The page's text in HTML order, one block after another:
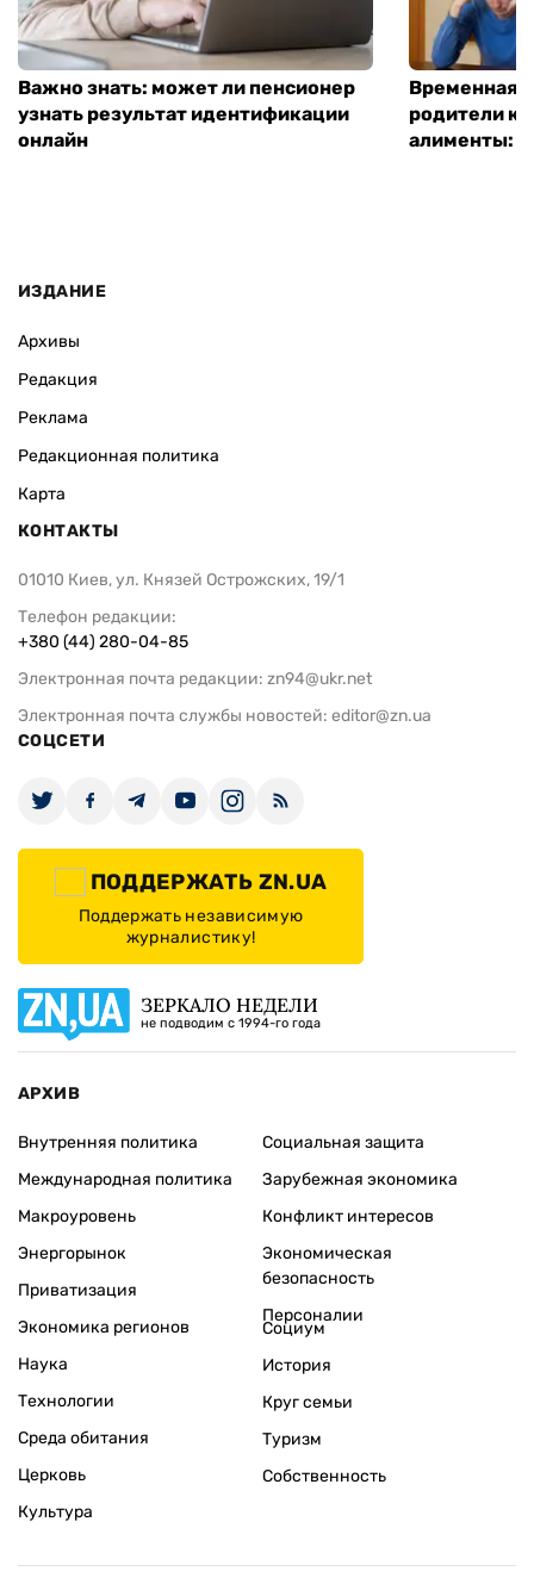
Важно знать: может ли пенсионер
узнать результат идентификации
онлайн
Временная
родители
алименты:
ИЗДАНИЕ
Архивы
Редакция
Реклама
Редакционная политика
Карта
КОНТАКТЫ
01010 Киев, ул. Князей Острожских, 19/1
Телефон редакции:
+380 (44) 280-04-85
Электронная почта редакции: zn94@ukr.net
Электронная почта службы новостей: editor@zn.ua
СОЦСЕТИ
ПОДДЕРЖАТЬ ZN.UA
Поддержать независимую
журналистику!
ЗЕРКАЛО НЕДЕЛИ
не подводим с 1994-го года
АРХИВ
Внутренняя политика
Международная политика
Макроуровень
Энергорынок
Приватизация
Экономика регионов
Социальная защита
Зарубежная экономика
Конфликт интересов
Экономическая
безопасность
Персоналии
Наука
Технологии
Среда обитания
Церковь
Культура
Социум
История
Круг семьи
Туризм
Собственность